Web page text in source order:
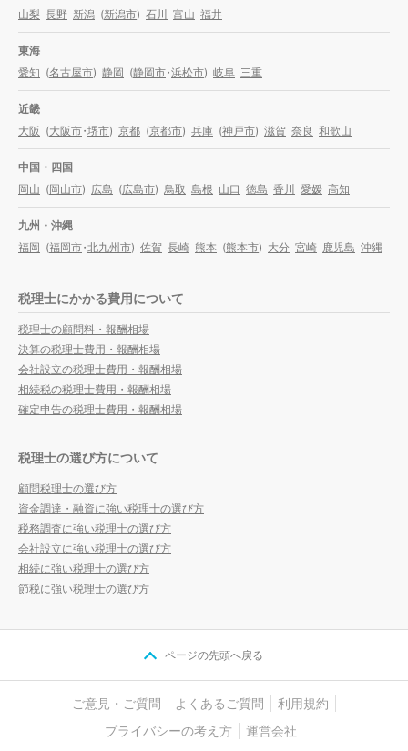
山梨 長野 新潟 (新潟市) 石川 富山 福井
東海
愛知 (名古屋市) 静岡 (静岡市・浜松市) 岐阜 三重
近畿
大阪 (大阪市・堺市) 京都 (京都市) 兵庫 (神戸市) 滋賀 奈良 和歌山
中国・四国
岡山 (岡山市) 広島 (広島市) 鳥取 島根 山口 徳島 香川 愛媛 高知
九州・沖縄
福岡 (福岡市・北九州市) 佐賀 長崎 熊本 (熊本市) 大分 宮崎 鹿児島 沖縄
税理士にかかる費用について
税理士の顧問料・報酬相場
決算の税理士費用・報酬相場
会社設立の税理士費用・報酬相場
相続税の税理士費用・報酬相場
確定申告の税理士費用・報酬相場
税理士の選び方について
顧問税理士の選び方
資金調達・融資に強い税理士の選び方
税務調査に強い税理士の選び方
会社設立に強い税理士の選び方
相続に強い税理士の選び方
節税に強い税理士の選び方
ページの先頭へ戻る
ご意見・ご質問 よくあるご質問
利用規約
プライバシーの考え方
運営会社